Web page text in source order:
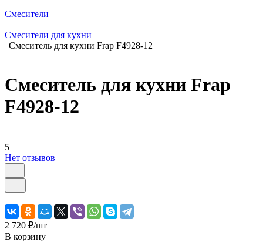
Смесители
Смесители для кухни
Смеситель для кухни Frap F4928-12
Смеситель для кухни Frap
F4928-12
5
Нет отзывов
2 720 ₽/шт
В корзину